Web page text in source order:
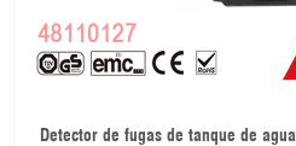
Detector de fugas de tanque de agua